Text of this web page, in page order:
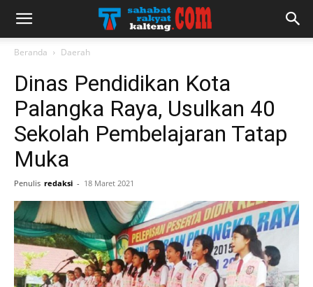
Beranda Daerah
Dinas Pendidikan Kota
Palangka Raya, Usulkan 40
Sekolah Pembelajaran Tatap
Muka
Penulis redaksi - 18 Maret 2021